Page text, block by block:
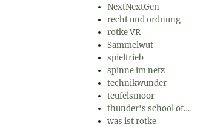
NextNextGen
recht und ordnung
rotke VR
Sammelwut
spieltrieb
spinne im netz
technikwunder
teufelsmoor
thunder's school of…
was ist rotke